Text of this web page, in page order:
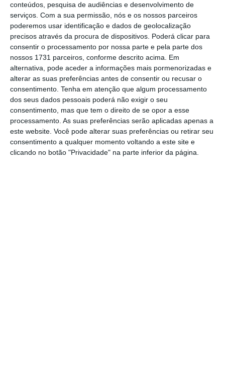
conteúdos, pesquisa de audiências e desenvolvimento de
serviços. Com a sua permissão, nós e os nossos parceiros
poderemos usar identificação e dados de geolocalização
precisos através da procura de dispositivos. Poderá clicar para
consentir o processamento por nossa parte e pela parte dos
nossos 1731 parceiros, conforme descrito acima. Em
alternativa, pode aceder a informações mais pormenorizadas e
alterar as suas preferências antes de consentir ou recusar o
consentimento. Tenha em atenção que algum processamento
dos seus dados pessoais poderá não exigir o seu
consentimento, mas que tem o direito de se opor a esse
processamento. As suas preferências serão aplicadas apenas a
este website. Você pode alterar suas preferências ou retirar seu
consentimento a qualquer momento voltando a este site e
clicando no botão "Privacidade" na parte inferior da página.